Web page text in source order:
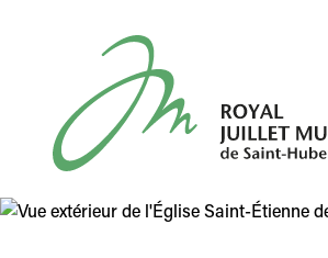
Royal Juillet Musical de Saint-Hubert